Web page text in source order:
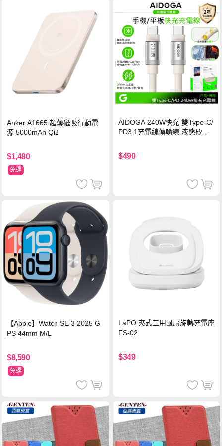
Anker A1665 超薄磁吸行動電
源 5000mAh Qi2
$1,480
免運
AIDOGA 240W快充 雙Type-C/
PD3.1充電線傳輸線 液態矽膠
機/平板/筆電
$490
【Apple】Watch SE 3 2025 G
PS 44mm M/L
$8,590
免運
LaPO 夾式三用風扇旋轉充電座
FS-02
$349